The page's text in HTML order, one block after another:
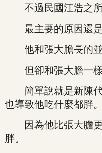
不過民國江浩之所
最主要的原因還是
他和張大膽長的並
但卻和張大膽一樣
簡單說就是新陳代
也導致他吃什麼都胖。
因為他比張大膽更
胖。